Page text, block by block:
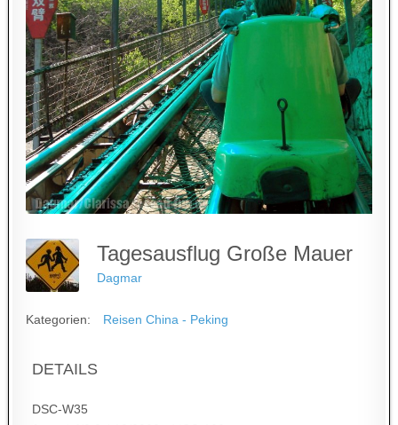
Tagesausflug Große Mauer
Dagmar
Kategorien: Reisen China - Peking
DETAILS
DSC-W35